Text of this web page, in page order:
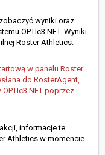
wyniki oraz
OPTIc3.NET. Wyniki
Roster Athletics.
w panelu Roster
do RosterAgent,
poprzez
informacje te
Athletics w momencie